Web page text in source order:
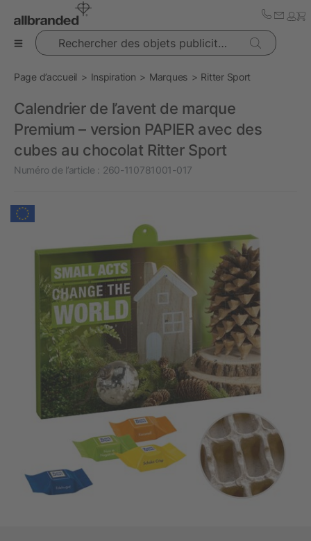
Rechercher des objets publicitaires
Page d’accueil Inspiration Marques Ritter Sport
Calendrier de l’avent de marque
Premium – version PAPIER avec des
cubes au chocolat Ritter Sport
Numéro de l’article : 260-110781001-017